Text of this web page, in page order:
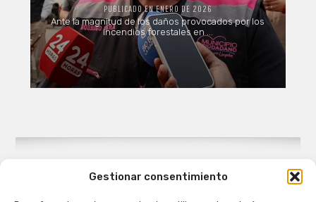
Gestionar consentimiento
PUBLICADO EN ENERO DE 2026
Ante la magnitud de los daños provocados por los
incendios forestales en ...